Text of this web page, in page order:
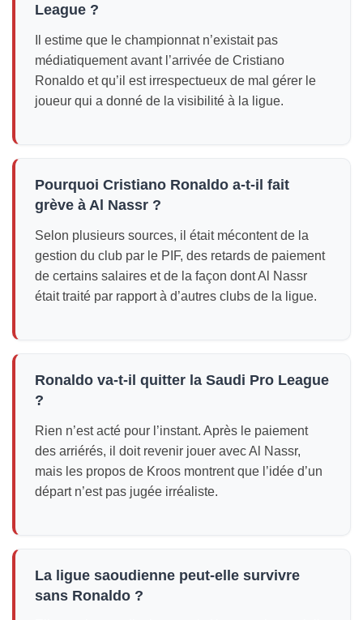
League ?
Il estime que le championnat n’existait pas
médiatiquement avant l’arrivée de Cristiano
Ronaldo et qu’il est irrespectueux de mal gérer le
joueur qui a donné de la visibilité à la ligue.
Pourquoi Cristiano Ronaldo a-t-il fait
grève à Al Nassr ?
Selon plusieurs sources, il était mécontent de la
gestion du club par le PIF, des retards de paiement
de certains salaires et de la façon dont Al Nassr
était traité par rapport à d’autres clubs de la ligue.
Ronaldo va-t-il quitter la Saudi Pro League
?
Rien n’est acté pour l’instant. Après le paiement
des arriérés, il doit revenir jouer avec Al Nassr,
mais les propos de Kroos montrent que l’idée d’un
départ n’est pas jugée irréaliste.
La ligue saoudienne peut-elle survivre
sans Ronaldo ?